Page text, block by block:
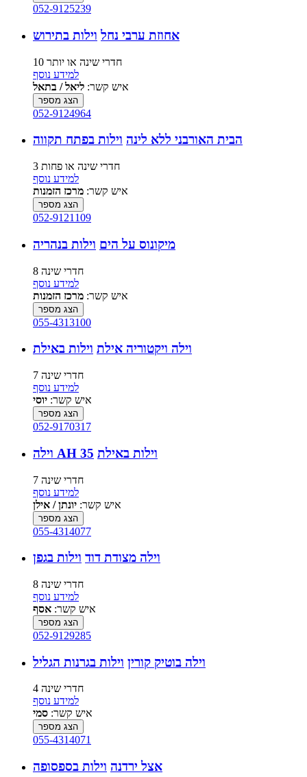
052-9125239
אחוזת ערבי נחל וילות בתירוש
10 חדרי שינה או יותר
למידע נוסף
איש קשר: ליאל / בתאל
הצג מספר
052-9124964
הבית האורבני ללא לינה וילות בפתח תקווה
3 חדרי שינה או פחות
למידע נוסף
איש קשר: מרכז הזמנות
הצג מספר
052-9121109
מיקונוס על הים וילות בנהריה
8 חדרי שינה
למידע נוסף
איש קשר: מרכז הזמנות
הצג מספר
055-4313100
וילה ויקטוריה אילת וילות באילת
7 חדרי שינה
למידע נוסף
איש קשר: יוסי
הצג מספר
052-9170317
וילה AH 35 וילות באילת
7 חדרי שינה
למידע נוסף
איש קשר: יונתן / אילן
הצג מספר
055-4314077
וילה מצודת דוד וילות בגפן
8 חדרי שינה
למידע נוסף
איש קשר: אסף
הצג מספר
052-9129285
וילה בוטיק קורין וילות בגרנות הגליל
4 חדרי שינה
למידע נוסף
איש קשר: סמי
הצג מספר
055-4314071
אצל ירדנה וילות בספסופה